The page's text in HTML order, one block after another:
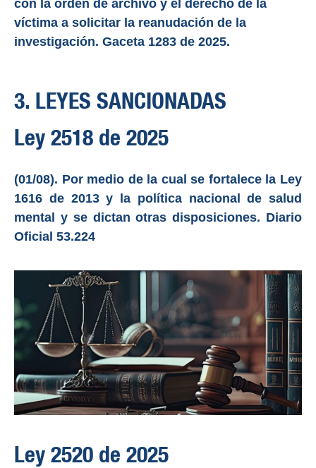
con la orden de archivo y el derecho de la
víctima a solicitar la reanudación de la
investigación. Gaceta 1283 de 2025.
3. LEYES SANCIONADAS
Ley 2518 de 2025
(01/08). Por medio de la cual se fortalece la Ley
1616 de 2013 y la política nacional de salud
mental y se dictan otras disposiciones. Diario
Oficial 53.224
Ley 2520 de 2025